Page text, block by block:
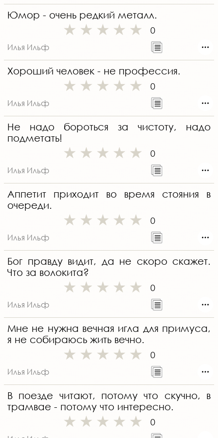
Юмор - очень редкий металл.
0
Илья Ильф
Хороший человек - не профессия.
0
Илья Ильф
Не надо бороться за чистоту, надо
подметать!
0
Илья Ильф
Аппетит приходит во время стояния в
очереди.
0
Илья Ильф
Бог правду видит, да не скоро скажет.
Что за волокита?
0
Илья Ильф
Мне не нужна вечная игла для примуса,
я не собираюсь жить вечно.
0
Илья Ильф
В поезде читают, потому что скучно, в
трамвае - потому что интересно.
0